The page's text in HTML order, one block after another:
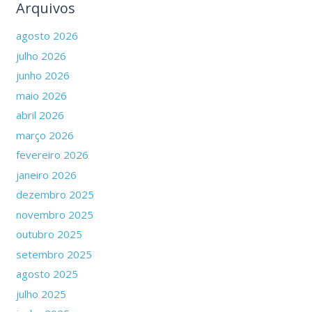
Arquivos
agosto 2026
julho 2026
junho 2026
maio 2026
abril 2026
março 2026
fevereiro 2026
janeiro 2026
dezembro 2025
novembro 2025
outubro 2025
setembro 2025
agosto 2025
julho 2025